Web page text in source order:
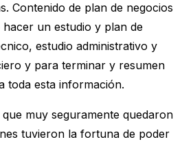
Contenido de plan de negocios
un estudio y plan de
estudio administrativo y
y para terminar y resumen
toda esta información.
muy seguramente quedaron
tuvieron la fortuna de poder